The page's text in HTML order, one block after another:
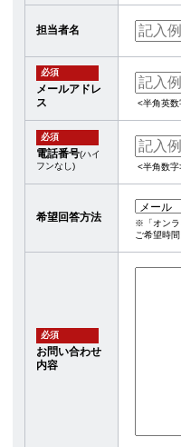
担当者名
必須
メールアドレ
ス
<半角英
必須
電話番号(ハイ
フンなし)
<半角数字
希望回答方法
※「オンラ
ご希望時
必須
お問い合わせ
内容